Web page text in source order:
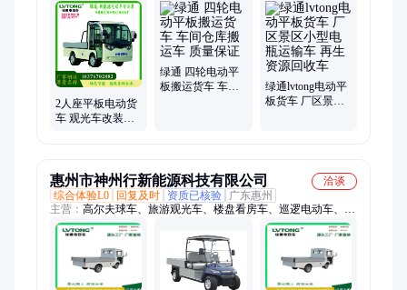
2人座平板电动货
车 观光车改装定
绿通 四轮电动平
板搬运货车 车间
绿通lvtong电动平
板货车 厂区景区
惠州市神州行新能源科技有限公司
洽谈
综合体验L0
回复及时 资质已核验
广东惠州
主营： 高尔夫球车、旅游观光车、楼盘看房车、巡逻电动车、两
人座小货车、电动老爷车、电瓶车